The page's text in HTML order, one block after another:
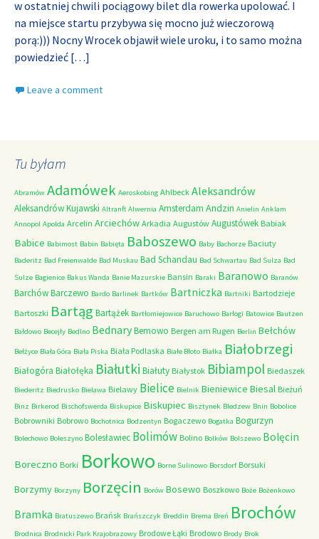
w ostatniej chwili pociągowy bilet dla rowerka upolować. I
na miejsce startu przybywa się mocno już wieczorową
porą:))) Nocny Wrocek objawił wiele uroku, i to samo można
powiedzieć […]
Leave a comment
Tu byłam
Abramów Adamówek Aeroskobing Ahlbeck Aleksandrów
Aleksandrów Kujawski Altranft Alwernia Amsterdam Andzin Anielin Anklam
Annopol Apolda Arcelin Arciechów Arkadia Augustów Augustówek Babiak
Babice Babimost Babin Babięta Baboszewo Baby Bachorze Baciuty
Baderitz Bad Freienwalde Bad Muskau Bad Schandau Bad Schwartau Bad Sulza Bad
Sulze Bagienice Bakus Wanda Banie Mazurskie Bansin Baraki Baranowo Baranów
BarchówBarczewo Bardo Barlinek Bartków Bartniczka Bartniki Bartodzieje
Bartoszki Bartąg Bartążek Bartłomiejowice Baruchowo Barłogi Batowice Bautzen
Bałdowo Becejły Bedlno BednaryBemowo Bergen am Rugen Berlin Bełchów
Bełżyce Biała Góra Biała Piska Biała Podlaska Białe Błoto Białka Białobrzegi
Białogóra Białołęka Białutki Białuty Białystok Bibiampol Biedaszek
Biederitz Biedrusko Bielawa Bielawy Bielice Bielnik Bieniewice Biesal Bieżuń
Binz Birkerod Bischofswerda Biskupice Biskupiec Bisztynek Bledzew Bnin Bobolice
Bobrowniki Bobrowo Bochotnica Bodzentyn Bogaczewo Bogatka Bogurzyn
Bolechowo Boleszyno Bolesławiec Bolimów Bolino Bolków Bolszewo Bolęcin
Boreczno Borki Borkowo Borne Sulinowo Borsdorf Borsuki
Borzymy Borzyny Borzęcin Borów Bosewo Boszkowo Boże Bożenkowo
Bramka Bratuszewo Brańsk Brańszczyk Breddin Brema Breń Brochów
Brodnica Brodnicki Park Krajobrazowy Brodowe Łąki Brodowo Brody Brok